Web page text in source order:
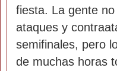
fiesta. La gente
ataques y
semifinales, pero
de muchas horas